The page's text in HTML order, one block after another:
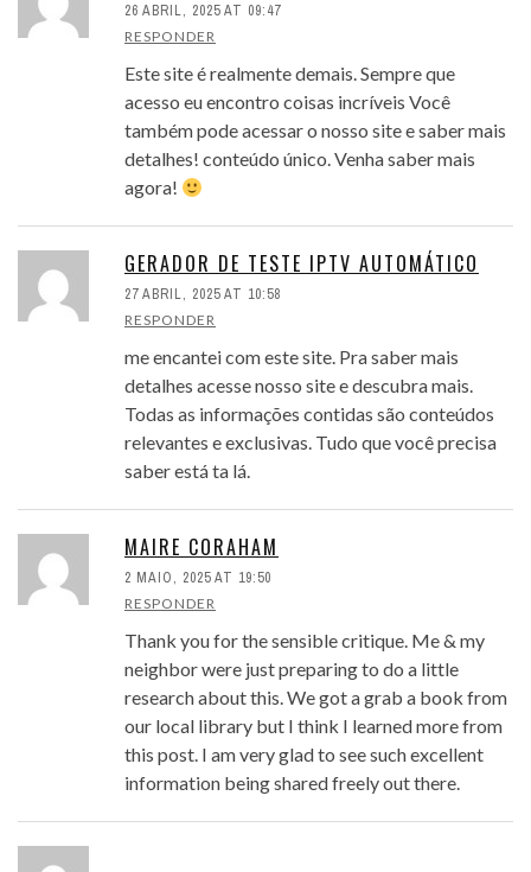
26 ABRIL, 2025 AT 09:47
RESPONDER
Este site é realmente demais. Sempre que
acesso eu encontro coisas incríveis Você
também pode acessar o nosso site e saber mais
detalhes! conteúdo único. Venha saber mais
agora!
GERADOR DE TESTE IPTV AUTOMÁTICO
27 ABRIL, 2025 AT 10:58
RESPONDER
me encantei com este site. Pra saber mais
detalhes acesse nosso site e descubra mais.
Todas as informações contidas são conteúdos
relevantes e exclusivas. Tudo que você precisa
saber está ta lá.
MAIRE CORAHAM
2 MAIO, 2025 AT 19:50
RESPONDER
Thank you for the sensible critique. Me & my
neighbor were just preparing to do a little
research about this. We got a grab a book from
our local library but I think I learned more from
this post. I am very glad to see such excellent
information being shared freely out there.